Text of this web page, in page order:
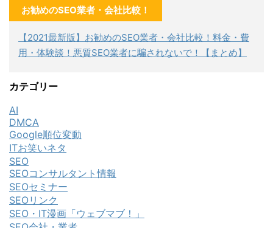
お勧めのSEO業者・会社比較！
【2021最新版】お勧めのSEO業者・会社比較！料金・費
用・体験談！悪質SEO業者に騙されないで！【まとめ】
カテゴリー
AI
DMCA
Google順位変動
ITお笑いネタ
SEO
SEOコンサルタント情報
SEOセミナー
SEOリンク
SEO・IT漫画「ウェブマブ！」